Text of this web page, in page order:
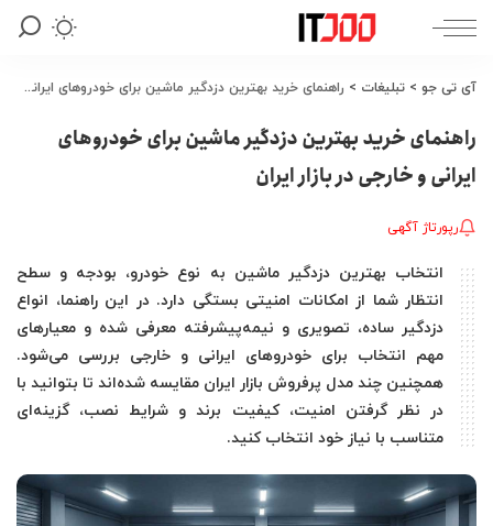
آی تی جو > تبلیغات > راهنمای خرید بهترین دزدگیر ماشین برای خودروهای ایرانی و خارجی در بازار ایران
راهنمای خرید بهترین دزدگیر ماشین برای خودروهای
ایرانی و خارجی در بازار ایران
رپورتاژ آگهی
انتخاب بهترین دزدگیر ماشین به نوع خودرو، بودجه و سطح
انتظار شما از امکانات امنیتی بستگی دارد. در این راهنما، انواع
دزدگیر ساده، تصویری و نیمه‌پیشرفته معرفی شده و معیارهای
مهم انتخاب برای خودروهای ایرانی و خارجی بررسی می‌شود.
همچنین چند مدل پرفروش بازار ایران مقایسه شده‌اند تا بتوانید با
در نظر گرفتن امنیت، کیفیت برند و شرایط نصب، گزینه‌ای
متناسب با نیاز خود انتخاب کنید.